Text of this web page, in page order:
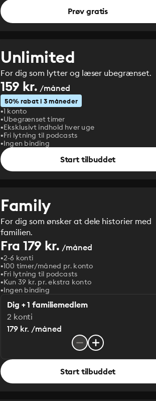
Prøv gratis
Unlimited
For dig som lytter og læser ubegrænset.
159 kr. /måned
50% rabat i 3 måneder
1 konto
Ubegrænset timer
Eksklusivt indhold hver uge
Fri lytning til podcasts
Ingen binding
Start tilbuddet
Family
For dig som ønsker at dele historier med
familien.
Fra 179 kr. /måned
2-6 konti
100 timer/måned pr. konto
Fri lytning til podcasts
Kun 39 kr. pr. ekstra konto
Ingen binding
Dig + 1 familiemedlem
2 konti
179 kr. /måned
Start tilbuddet